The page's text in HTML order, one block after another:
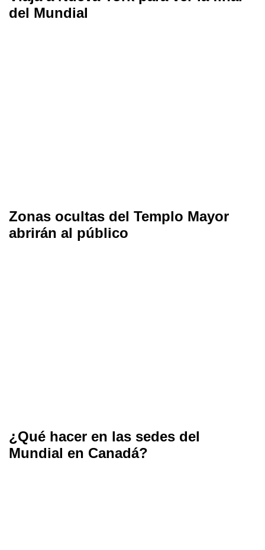
del Mundial
Zonas ocultas del Templo Mayor
abrirán al público
¿Qué hacer en las sedes del
Mundial en Canadá?